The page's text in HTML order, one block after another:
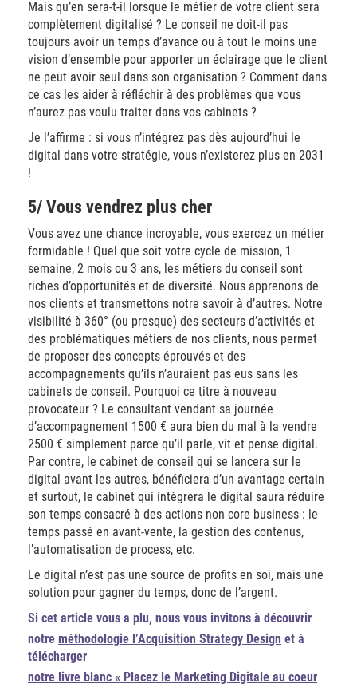
Mais qu’en sera-t-il lorsque le métier de votre client sera
complètement digitalisé ? Le conseil ne doit-il pas
toujours avoir un temps d’avance ou à tout le moins une
vision d’ensemble pour apporter un éclairage que le client
ne peut avoir seul dans son organisation ? Comment dans
ce cas les aider à réfléchir à des problèmes que vous
n’aurez pas voulu traiter dans vos cabinets ?
Je l’affirme : si vous n’intégrez pas dès aujourd’hui le
digital dans votre stratégie, vous n’existerez plus en 2031
!
5/ Vous vendrez plus cher
Vous avez une chance incroyable, vous exercez un métier
formidable ! Quel que soit votre cycle de mission, 1
semaine, 2 mois ou 3 ans, les métiers du conseil sont
riches d’opportunités et de diversité. Nous apprenons de
nos clients et transmettons notre savoir à d’autres. Notre
visibilité à 360° (ou presque) des secteurs d’activités et
des problématiques métiers de nos clients, nous permet
de proposer des concepts éprouvés et des
accompagnements qu’ils n’auraient pas eus sans les
cabinets de conseil. Pourquoi ce titre à nouveau
provocateur ? Le consultant vendant sa journée
d’accompagnement 1500 € aura bien du mal à la vendre
2500 € simplement parce qu’il parle, vit et pense digital.
Par contre, le cabinet de conseil qui se lancera sur le
digital avant les autres, bénéficiera d’un avantage certain
et surtout, le cabinet qui intègrera le digital saura réduire
son temps consacré à des actions non core business : le
temps passé en avant-vente, la gestion des contenus,
l’automatisation de process, etc.
Le digital n’est pas une source de profits en soi, mais une
solution pour gagner du temps, donc de l’argent.
Si cet article vous a plu, nous vous invitons à découvrir
notre méthodologie l’Acquisition Strategy Design et à
télécharger
notre livre blanc « Placez le Marketing Digitale au coeur